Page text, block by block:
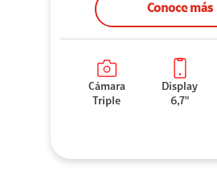
Conoce más
Cámara
Triple
Display
6,7"